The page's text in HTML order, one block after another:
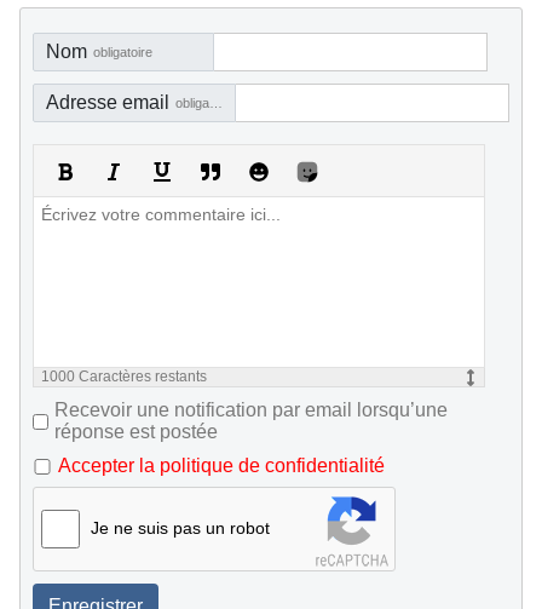
Nom obligatoire
Adresse email
1000 Caractères restants
Recevoir une notification par email lorsqu’une
réponse est postée
Accepter la politique de confidentialité
Je ne suis pas un robot